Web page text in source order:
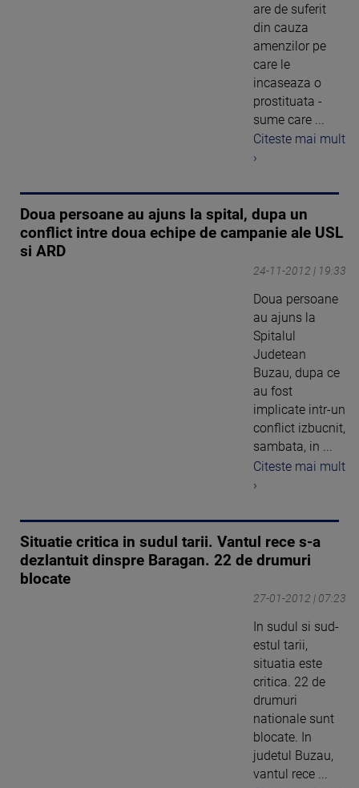
are de suferit
din cauza
amenzilor pe
care le
incaseaza o
prostituata -
sume care ...
Citeste mai mult
›
Doua persoane au ajuns la spital, dupa un
conflict intre doua echipe de campanie ale USL
si ARD
24-11-2012 | 19:33
Doua persoane
au ajuns la
Spitalul
Judetean
Buzau, dupa ce
au fost
implicate intr-un
conflict izbucnit,
sambata, in ...
Citeste mai mult
›
Situatie critica in sudul tarii. Vantul rece s-a
dezlantuit dinspre Baragan. 22 de drumuri
blocate
27-01-2012 | 07:23
In sudul si sud-
estul tarii,
situatia este
critica. 22 de
drumuri
nationale sunt
blocate. In
judetul Buzau,
vantul rece ...